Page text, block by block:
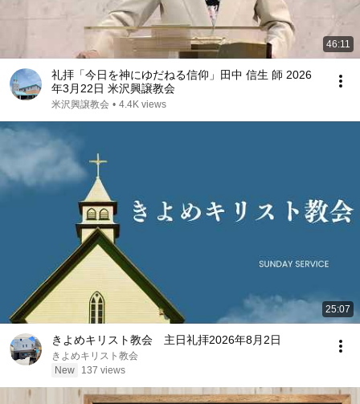
46:11
礼拝「今日を神にゆだねる信仰」田中 信生 師 2026
年3月22日 米沢興譲教会
米沢興譲教会 • 4.4K views
25:07
きよめキリスト教会 主日礼拝2026年8月2日
きよめキリスト教会
New
137 views